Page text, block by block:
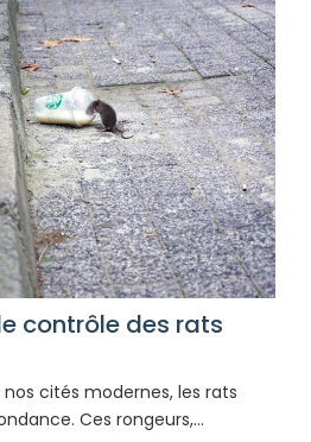
contrôle des rats
cités modernes, les rats
Ces rongeurs,…